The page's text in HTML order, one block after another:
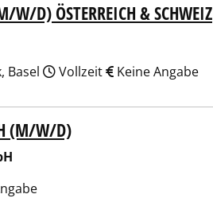
W/D) ÖSTERREICH & SCHWEIZ
Basel
Vollzeit Keine Angabe
(M/W/D)